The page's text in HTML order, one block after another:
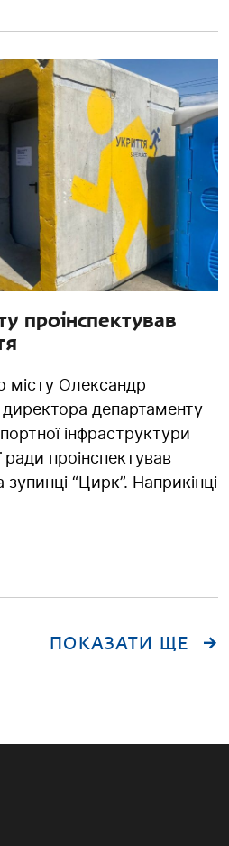
проінспектував
місту Олександр
департаменту
інфраструктури
ради проінспектував
“Цирк”. Наприкінці
ПОКАЗАТИ ЩЕ